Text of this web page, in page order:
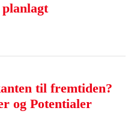
til fremtiden?
og Potentialer